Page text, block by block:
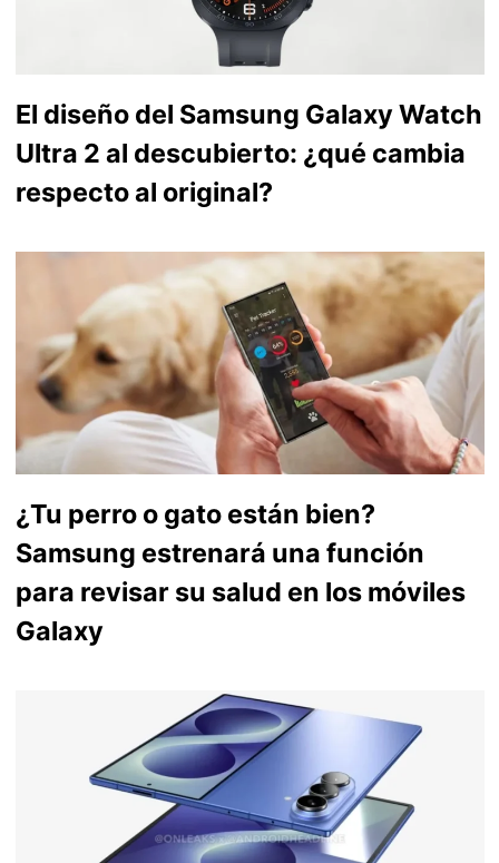
El diseño del Samsung Galaxy Watch
Ultra 2 al descubierto: ¿qué cambia
respecto al original?
¿Tu perro o gato están bien?
Samsung estrenará una función
para revisar su salud en los móviles
Galaxy